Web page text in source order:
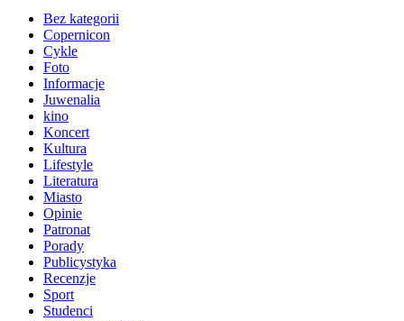
Bez kategorii
Copernicon
Cykle
Foto
Informacje
Juwenalia
kino
Koncert
Kultura
Lifestyle
Literatura
Miasto
Opinie
Patronat
Porady
Publicystyka
Recenzje
Sport
Studenci